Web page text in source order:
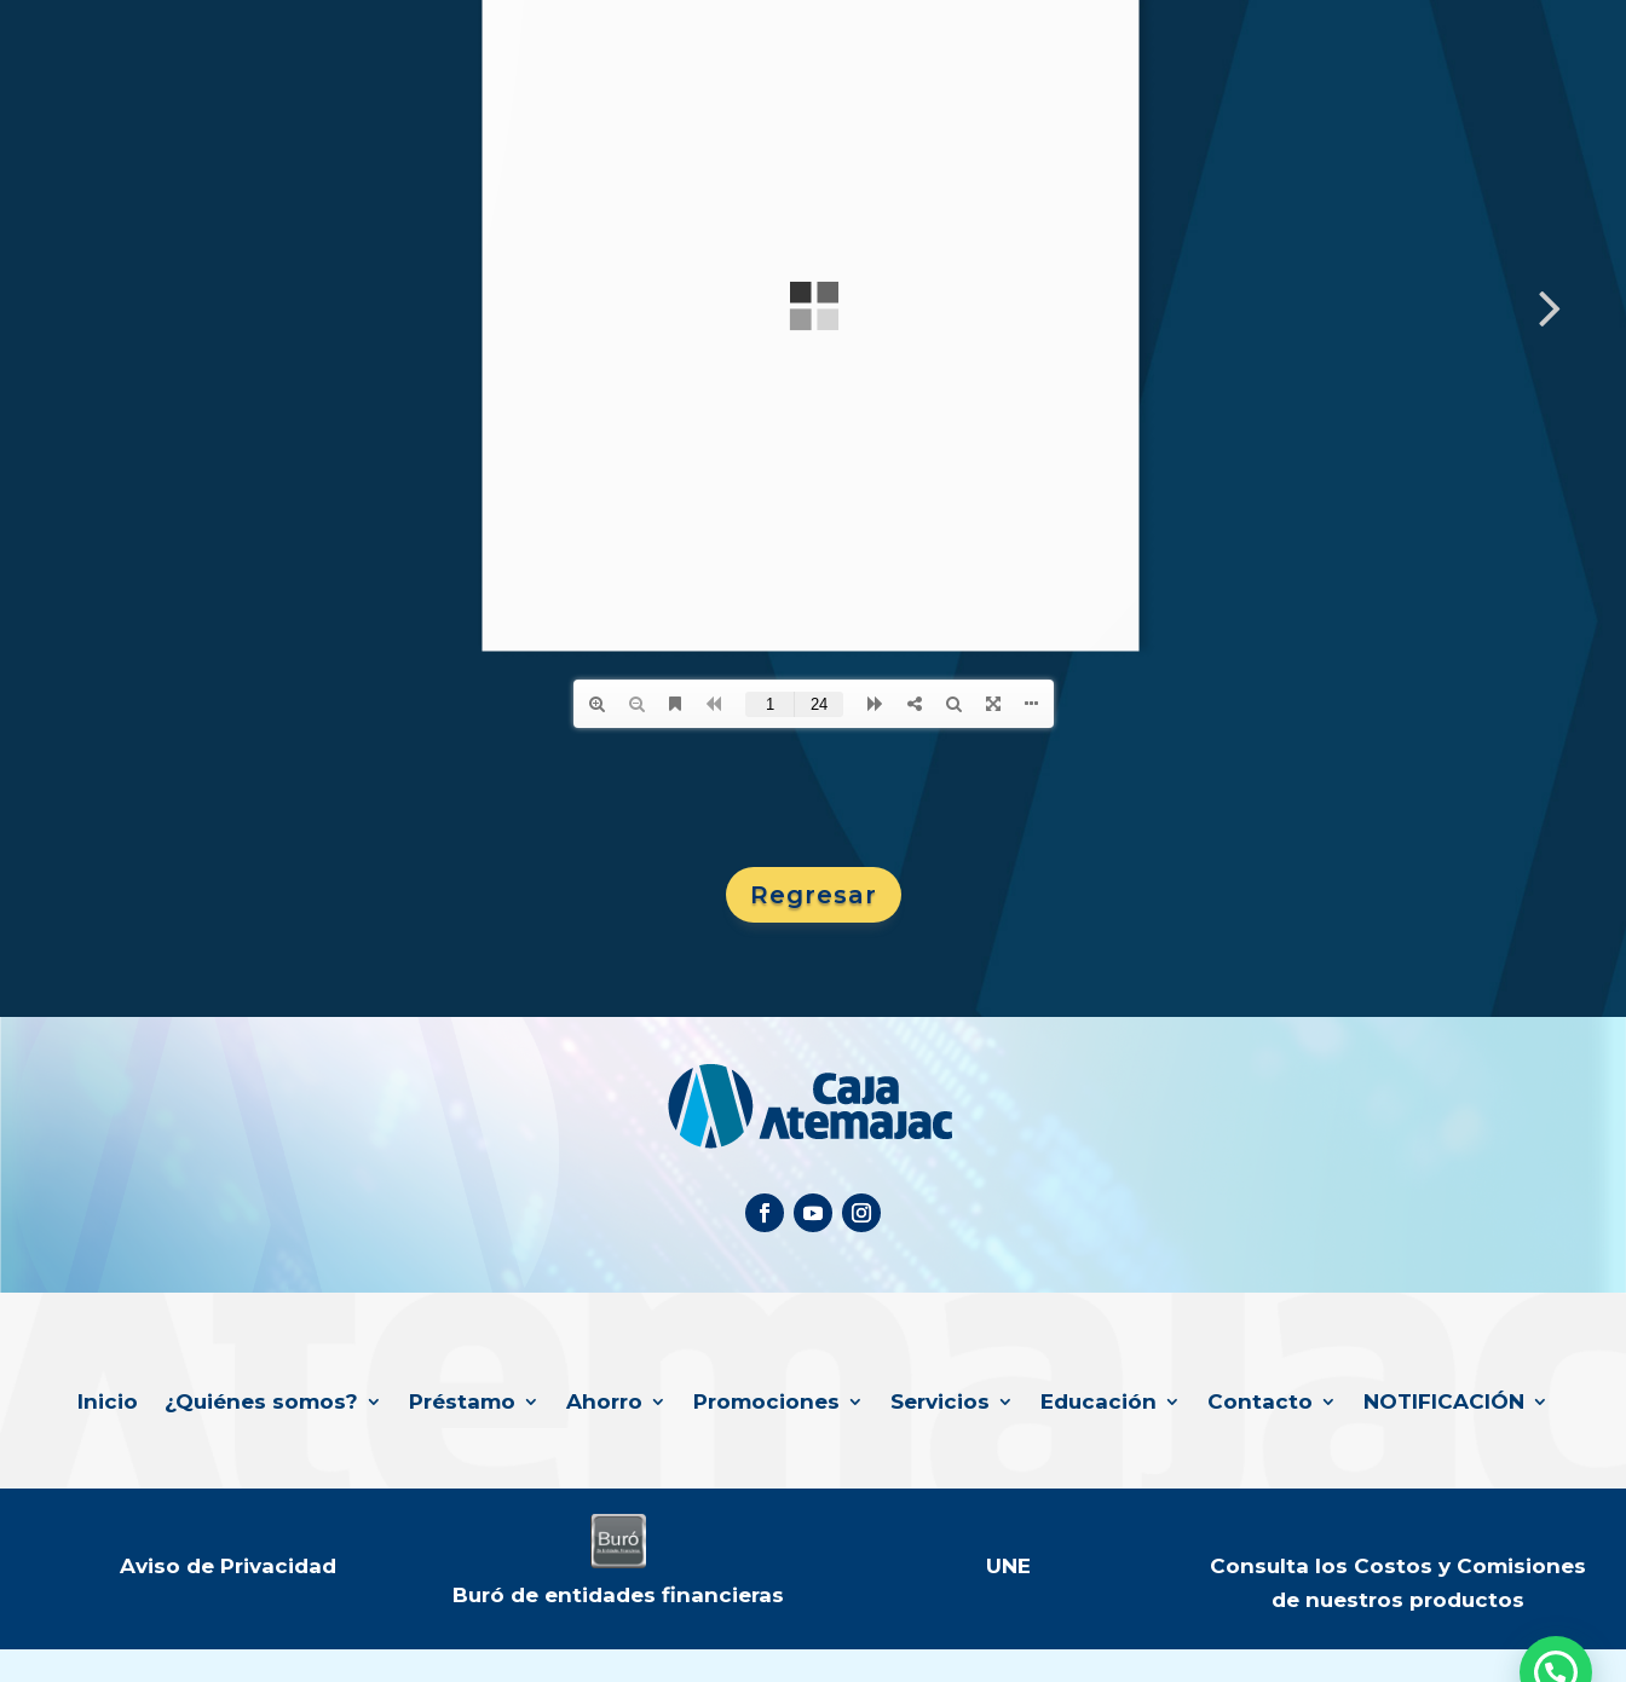
Regresar
Inicio ¿Quiénes somos? Préstamo Ahorro Promociones Servicios Educación Contacto NOTIFICACIÓN
Aviso de Privacidad
Buró de entidades financieras
UNE
Consulta los Costos y Comisiones
de nuestros productos